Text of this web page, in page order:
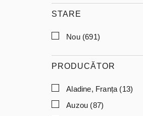
STARE
Nou(691)
PRODUCĂTOR
Aladine, Franța (13)
Auzou (87)